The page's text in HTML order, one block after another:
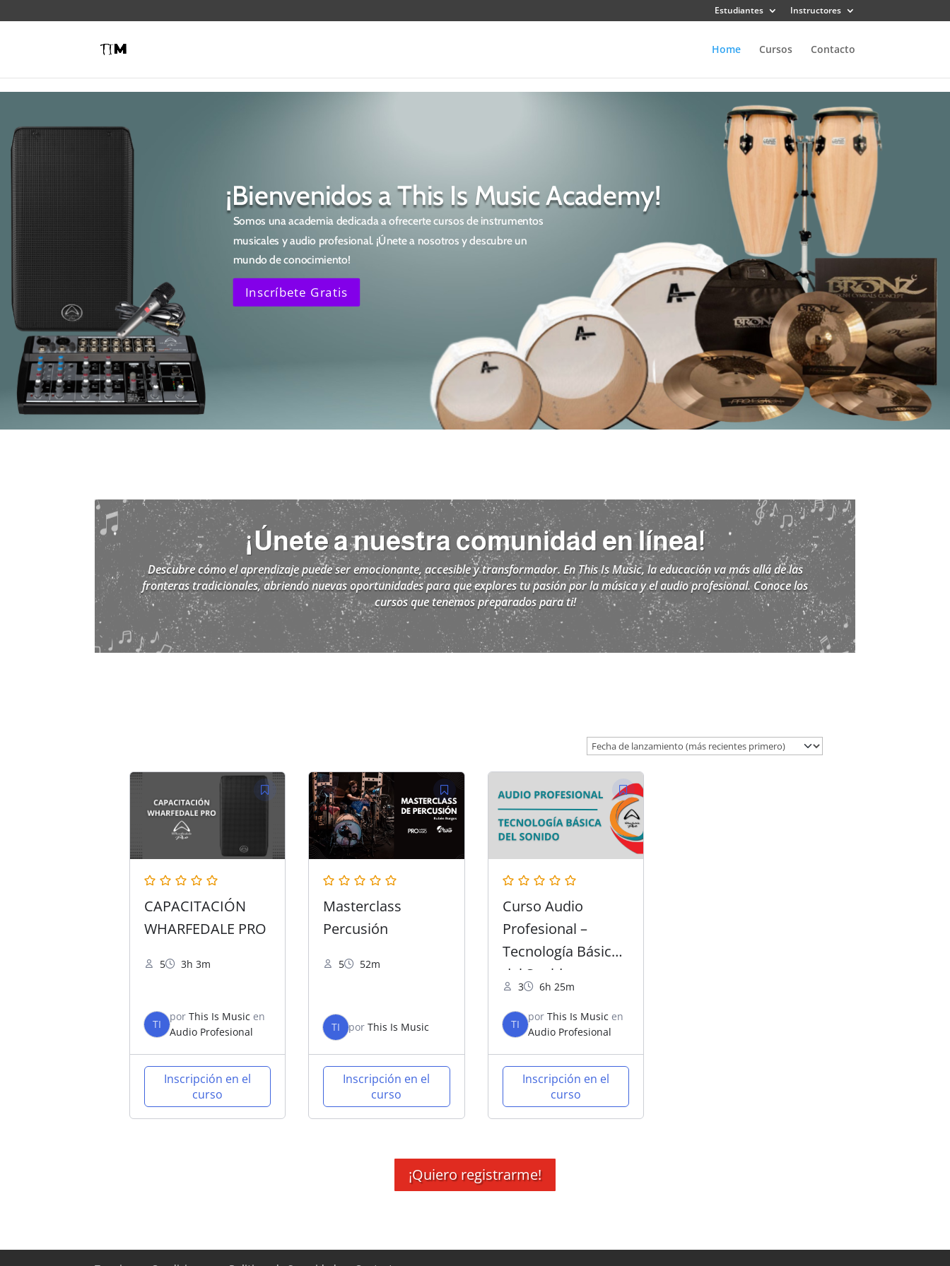
Estudiantes Instructores
Home Cursos Contacto
¡Bienvenidos a This Is Music Academy!
Somos una academia dedicada a ofrecerte cursos de instrumentos
musicales y audio profesional. ¡Únete a nosotros y descubre un
mundo de conocimiento!
Inscríbete Gratis
¡Únete a nuestra comunidad en línea!
Descubre cómo el aprendizaje puede ser emocionante, accesible y transformador. En This Is Music, la educación va más allá de las
fronteras tradicionales, abriendo nuevas oportunidades para que explores tu pasión por la música y el audio profesional. Conoce los
cursos que tenemos preparados para ti!
CAPACITACIÓN
WHARFEDALE PRO
5 3h 3m
TI
por This Is Music en
Audio Profesional
Inscripción en el
curso
Masterclass
Percusión
5 52m
TI porThis Is Music
Inscripción en el
curso
Curso Audio
Profesional –
Tecnología Básica
del Sonido
3 6h 25m
TI
por This Is Music en
Audio Profesional
Inscripción en el
curso
¡Quiero registrarme!